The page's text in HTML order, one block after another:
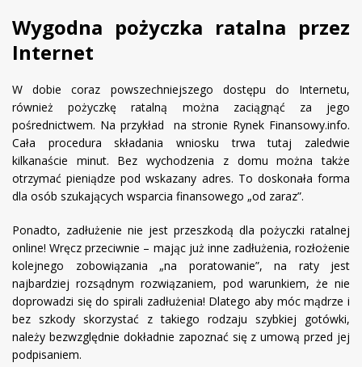
Wygodna pożyczka ratalna przez
Internet
W dobie coraz powszechniejszego dostępu do Internetu,
również pożyczkę ratalną można zaciągnąć za jego
pośrednictwem. Na przykład na stronie Rynek Finansowy.info.
Cała procedura składania wniosku trwa tutaj zaledwie
kilkanaście minut. Bez wychodzenia z domu można także
otrzymać pieniądze pod wskazany adres. To doskonała forma
dla osób szukających wsparcia finansowego „od zaraz”.
Ponadto, zadłużenie nie jest przeszkodą dla pożyczki ratalnej
online! Wręcz przeciwnie – mając już inne zadłużenia, rozłożenie
kolejnego zobowiązania „na poratowanie”, na raty jest
najbardziej rozsądnym rozwiązaniem, pod warunkiem, że nie
doprowadzi się do spirali zadłużenia! Dlatego aby móc mądrze i
bez szkody skorzystać z takiego rodzaju szybkiej gotówki,
należy bezwzględnie dokładnie zapoznać się z umową przed jej
podpisaniem.